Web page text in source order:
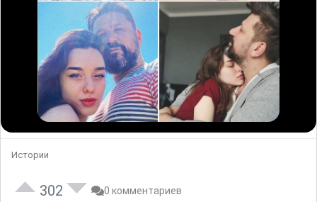
Истории
302 0 комментариев